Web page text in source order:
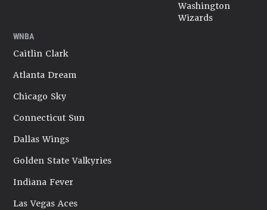
Washington
Wizards
WNBA
Caitlin Clark
Atlanta Dream
Chicago Sky
Connecticut Sun
Dallas Wings
Golden State Valkyries
Indiana Fever
Las Vegas Aces